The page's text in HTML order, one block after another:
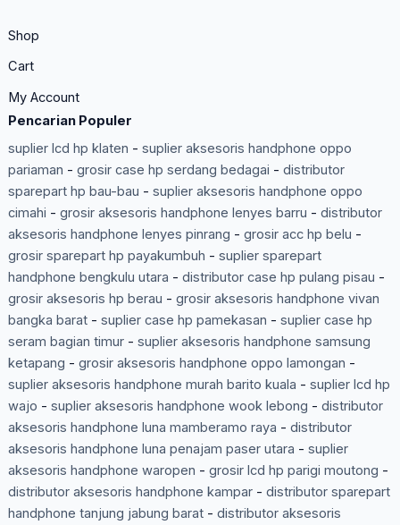
Shop
Cart
My Account
Pencarian Populer
suplier lcd hp klaten - suplier aksesoris handphone oppo
pariaman - grosir case hp serdang bedagai - distributor
sparepart hp bau-bau - suplier aksesoris handphone oppo
cimahi - grosir aksesoris handphone lenyes barru - distributor
aksesoris handphone lenyes pinrang - grosir acc hp belu -
grosir sparepart hp payakumbuh - suplier sparepart
handphone bengkulu utara - distributor case hp pulang pisau -
grosir aksesoris hp berau - grosir aksesoris handphone vivan
bangka barat- suplier case hp pamekasan - suplier case hp
seram bagian timur- suplier aksesoris handphone samsung
ketapang - grosir aksesoris handphone oppo lamongan -
suplier aksesoris handphone murah barito kuala - suplier lcd hp
wajo - suplier aksesoris handphone wook lebong - distributor
aksesoris handphone luna mamberamo raya - distributor
aksesoris handphone luna penajam paser utara - suplier
aksesoris handphone waropen - grosir lcd hp parigi moutong -
distributor aksesoris handphone kampar- distributor sparepart
handphone tanjung jabung barat- distributor aksesoris